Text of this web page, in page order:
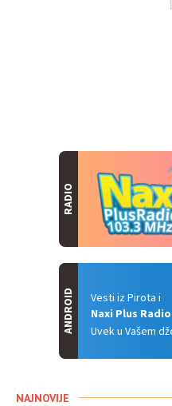
RADIO
Vesti iz Pirota i
Naxi Plus Radio
Uvek u Vašem
ANDROID
NAJNOVIJE